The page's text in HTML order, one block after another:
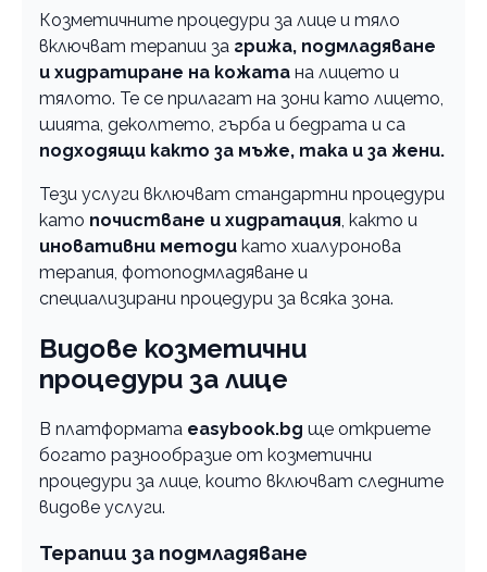
Козметичните процедури за лице и тяло
включват терапии за грижа, подмладяване
и хидратиране на кожата на лицето и
тялото. Те се прилагат на зони като лицето,
шията, деколтето, гърба и бедрата и са
подходящи както за мъже, така и за жени.
Тези услуги включват стандартни процедури
като почистване и хидратация, както и
иновативни методи като хиалуронова
терапия, фотоподмладяване и
специализирани процедури за всяка зона.
Видове козметични
процедури за лице
В платформата easybook.bg ще откриете
богато разнообразие от козметични
процедури за лице, които включват следните
видове услуги.
Терапии за подмладяване